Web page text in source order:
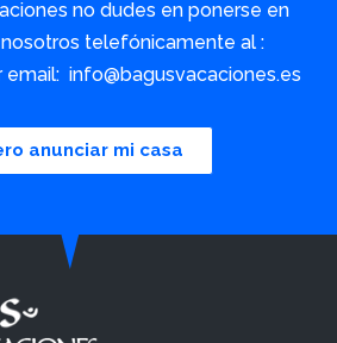
no dudes en ponerse en
telefónicamente al :
email: info@bagusvacaciones.es
anunciar mi casa